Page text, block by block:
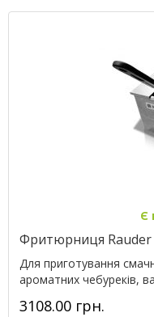
Є
Фритюрниця Rauder
Для приготування
ароматних чебуреків,
3108.00 грн.